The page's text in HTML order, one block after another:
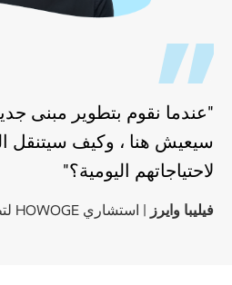
"عندما نقوم بتطوير مبنى
سيعيش هنا ، وكيف سيتنقل
لاحتياجاتهم اليومية؟"
فيليبا وايرز | استشاري HOWOGE لتطوير حي المبنى الجديد